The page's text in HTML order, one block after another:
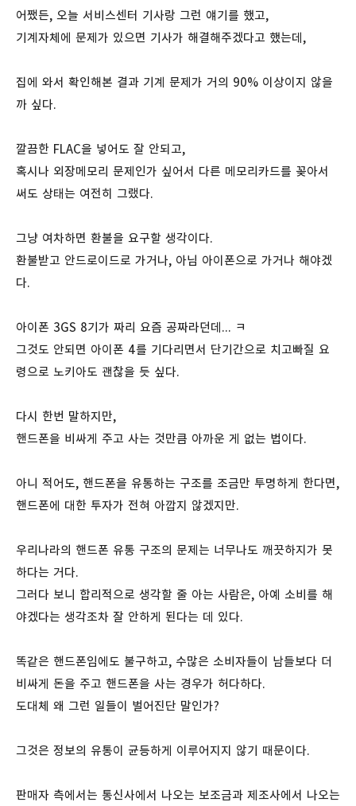
어쨌든, 오늘 서비스센터 기사랑 그런 얘기를 했고,
기계자체에 문제가 있으면 기사가 해결해주겠다고 했는데,
집에 와서 확인해본 결과 기계 문제가 거의 90% 이상이지 않을
까 싶다.
깔끔한 FLAC을 넣어도 잘 안되고,
혹시나 외장메모리 문제인가 싶어서 다른 메모리카드를 꽂아서
써도 상태는 여전히 그랬다.
그냥 여차하면 환불을 요구할 생각이다.
환불받고 안드로이드로 가거나, 아님 아이폰으로 가거나 해야겠
다.
아이폰 3GS 8기가 짜리 요즘 공짜라던데... ㅋ
그것도 안되면 아이폰 4를 기다리면서 단기간으로 치고빠질 요
령으로 노키아도 괜찮을 듯 싶다.
다시 한번 말하지만,
핸드폰을 비싸게 주고 사는 것만큼 아까운 게 없는 법이다.
아니 적어도, 핸드폰을 유통하는 구조를 조금만 투명하게 한다면,
핸드폰에 대한 투자가 전혀 아깝지 않겠지만.
우리나라의 핸드폰 유통 구조의 문제는 너무나도 깨끗하지가 못
하다는 거다.
그러다 보니 합리적으로 생각할 줄 아는 사람은, 아예 소비를 해
야겠다는 생각조차 잘 안하게 된다는 데 있다.
똑같은 핸드폰임에도 불구하고, 수많은 소비자들이 남들보다 더
비싸게 돈을 주고 핸드폰을 사는 경우가 허다하다.
도대체 왜 그런 일들이 벌어진단 말인가?
그것은 정보의 유통이 균등하게 이루어지지 않기 때문이다.
판매자 측에서는 통신사에서 나오는 보조금과 제조사에서 나오는